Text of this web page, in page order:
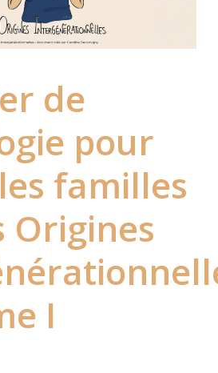
de
pour
familles
Origines
I